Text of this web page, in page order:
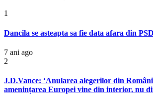
1
Dancila se asteapta sa fie data afara din PSD
7 ani ago
2
J.D.Vance: ‘Anularea alegerilor din
amenințarea Europei vine din interior, nu